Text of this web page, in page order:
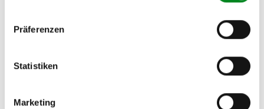
Präferenzen
Statistiken
Marketing